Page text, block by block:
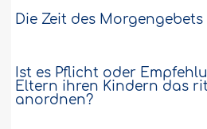
Die Zeit des Morgengebets
Ist es Pflicht oder
Eltern ihren Kindern das
anordnen?